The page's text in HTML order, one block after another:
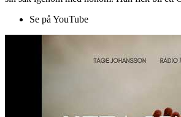
Se på YouTube